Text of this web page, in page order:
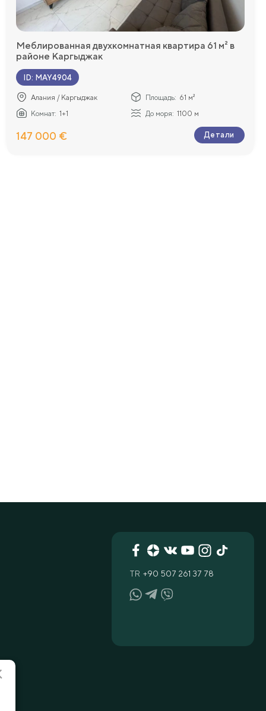
Меблированная двухкомнатная квартира 61 м² в
районе Каргыджак
ID: MAY4904
Алания / Каргыджак Площадь: 61 м²
Комнат: 1+1 До моря: 1100 м
147 000 € Детали
TR +90 507 261 37 78